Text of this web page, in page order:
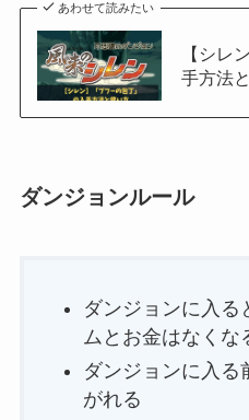
あわせて読みたい
【シレ
手方法
ダンジョンルール
ダンジョンに入る
ムとお金はなくな
ダンジョンに入る
がれる